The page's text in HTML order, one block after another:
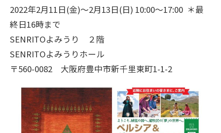
2022年2月11日(金)～2月13日(日) 10:00～17:00 ＊最
終日16時まで
SENRITOよみうり ２階
SENRITOよみうりホール
〒560-0082 大阪府豊中市新千里東町1-1-2